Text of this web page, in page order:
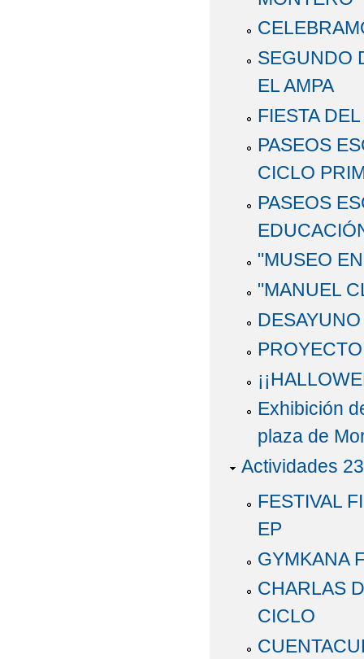
SEGUNDO
EL AMPA
FIESTA
PASEOS
CICLO
PASEOS
"MUSEO
"MANUEL
Exhibición
plaza de
Actividades
FESTIVAL
EP
GYMKANA
CHARLAS
CICLO